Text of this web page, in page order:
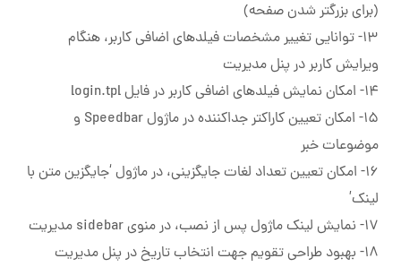
(برای بزرگتر شدن صفحه)
۱۳- توانایی تغییر مشخصات فیلدهای اضافی کاربر، هنگام
ویرایش کاربر در پنل مدیریت
14- امکان نمایش فیلدهای اضافی کاربر در فایل login.tpl
15- امکان تعیین کاراکتر جداکننده در ماژول Speedbar و
موضوعات خبر
۱۶- امکان تعیین تعداد لغات جایگزینی، در ماژول ‘جایگزین متن با
لینک’
17- نمایش لینک ماژول پس از نصب، در منوی sidebar مدیریت
۱۸- بهبود طراحی تقویم جهت انتخاب تاریخ در پنل مدیریت